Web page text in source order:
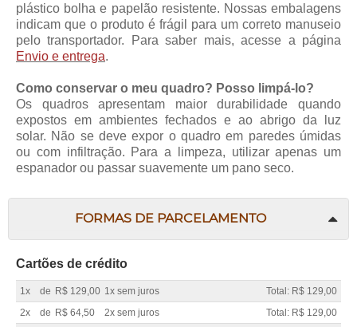
plástico bolha e papelão resistente. Nossas embalagens
indicam que o produto é frágil para um correto manuseio
pelo transportador. Para saber mais, acesse a página
Envio e entrega.
Como conservar o meu quadro? Posso limpá-lo?
Os quadros apresentam maior durabilidade quando
expostos em ambientes fechados e ao abrigo da luz
solar. Não se deve expor o quadro em paredes úmidas
ou com infiltração. Para a limpeza, utilizar apenas um
espanador ou passar suavemente um pano seco.
FORMAS DE PARCELAMENTO
Cartões de crédito
1x de R$ 129,00 1x sem juros
Total: R$ 129,00
2x
de R$ 64,50 2x sem juros
Total: R$ 129,00